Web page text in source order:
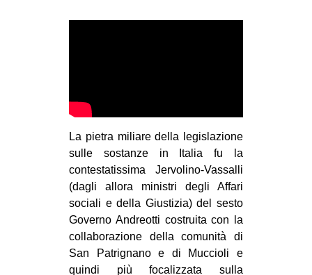
La pietra miliare della legislazione
sulle sostanze in Italia fu la
contestatissima Jervolino-Vassalli
(dagli allora ministri degli Affari
sociali e della Giustizia) del sesto
Governo Andreotti costruita con la
collaborazione della comunità di
San Patrignano e di Muccioli e
quindi più focalizzata sulla